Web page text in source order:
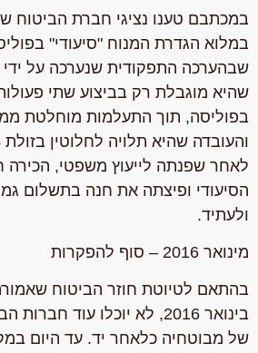
במכתבם טענו נציגי חברת הביטוח
במלוא הגדרת המנוח "סיעודי"
שבהערכה התפקודית שנערכה על
שהיא מוגבלת רק בביצוע שתי
בפוליסה, תוך התעלמות מוחלטת
לאחר שפנתה לייעוץ משפטי, הכירה
הסיעודי ופיצתה את חנה בתשלום
ולעתיד.
מינואר 2016 – סוף להפקרות
בהתאם לטיוטת חוזר הביטוח
בינואר 2016, לא יוכלו עוד
של מבוטחיה כלאחר יד. עד היום